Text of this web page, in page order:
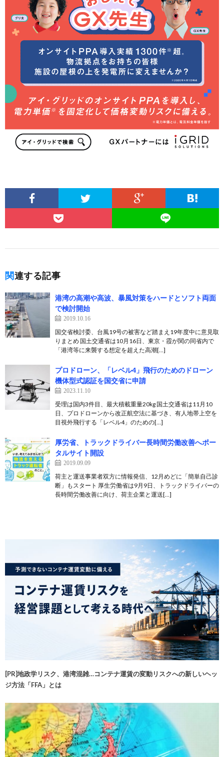
関連する記事
港湾の高潮や高波、暴風対策をハードとソフト両面
で検討開始
2019.10.16
国交省検討委、台風19号の被害など踏まえ19年度中に意見取
りまとめ 国土交通省は10月16日、東京・霞が関の同省内で
「港湾等に来襲する想定を超えた高潮[…]
プロドローン、「レベル4」飛行のためのドローン
機体型式認証を国交省に申請
2023.11.10
受理は国内3件目、最大積載重量20kg 国土交通省は11月10
日、プロドローンから改正航空法に基づき、有人地帯上空を
目視外飛行する「レベル4」のための[…]
厚労省、トラックドライバー長時間労働改善へポー
タルサイト開設
2019.09.09
荷主と運送事業者双方に情報発信、12月めどに「簡単自己診
断」もスタート 厚生労働省は9月9日、トラックドライバーの
長時間労働改善に向け、荷主企業と運送[…]
[PR]地政学リスク、港湾混雑…コンテナ運賃の変動リスクへの新しいヘッ
ジ方法「FFA」とは